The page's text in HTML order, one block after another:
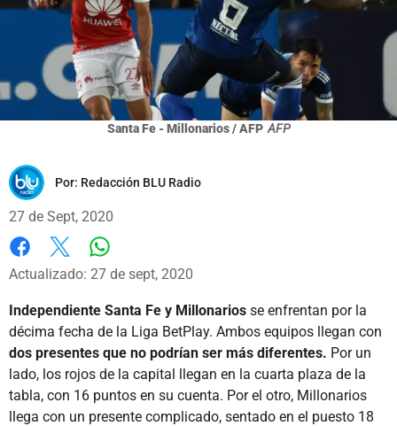
Santa Fe - Millonarios / AFP AFP
Por: Redacción BLU Radio
27 de Sept, 2020
Facebook
X
Actualizado: 27 de sept, 2020
Independiente Santa Fe y Millonarios se enfrentan por la
décima fecha de la Liga BetPlay. Ambos equipos llegan con
dos presentes que no podrían ser más diferentes. Por un
lado, los rojos de la capital llegan en la cuarta plaza de la
tabla, con 16 puntos en su cuenta. Por el otro, Millonarios
llega con un presente complicado, sentado en el puesto 18